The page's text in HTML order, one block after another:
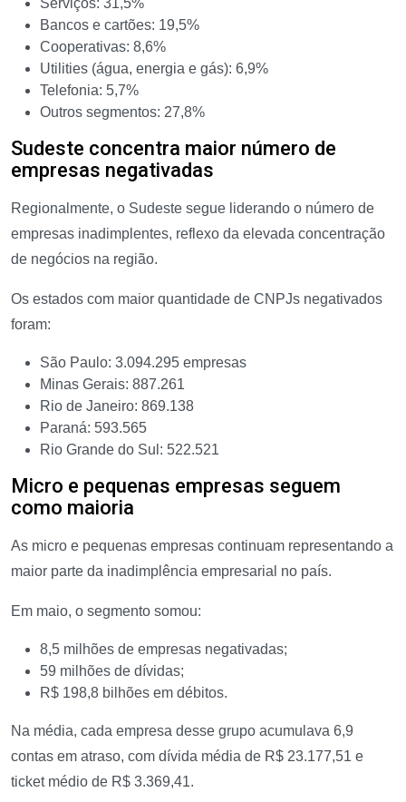
Serviços: 31,5%
Bancos e cartões: 19,5%
Cooperativas: 8,6%
Utilities (água, energia e gás): 6,9%
Telefonia: 5,7%
Outros segmentos: 27,8%
Sudeste concentra maior número de
empresas negativadas
Regionalmente, o Sudeste segue liderando o número de
empresas inadimplentes, reflexo da elevada concentração
de negócios na região.
Os estados com maior quantidade de CNPJs negativados
foram:
São Paulo: 3.094.295 empresas
Minas Gerais: 887.261
Rio de Janeiro: 869.138
Paraná: 593.565
Rio Grande do Sul: 522.521
Micro e pequenas empresas seguem
como maioria
As micro e pequenas empresas continuam representando a
maior parte da inadimplência empresarial no país.
Em maio, o segmento somou:
8,5 milhões de empresas negativadas;
59 milhões de dívidas;
R$ 198,8 bilhões em débitos.
Na média, cada empresa desse grupo acumulava 6,9
contas em atraso, com dívida média de R$ 23.177,51 e
ticket médio de R$ 3.369,41.